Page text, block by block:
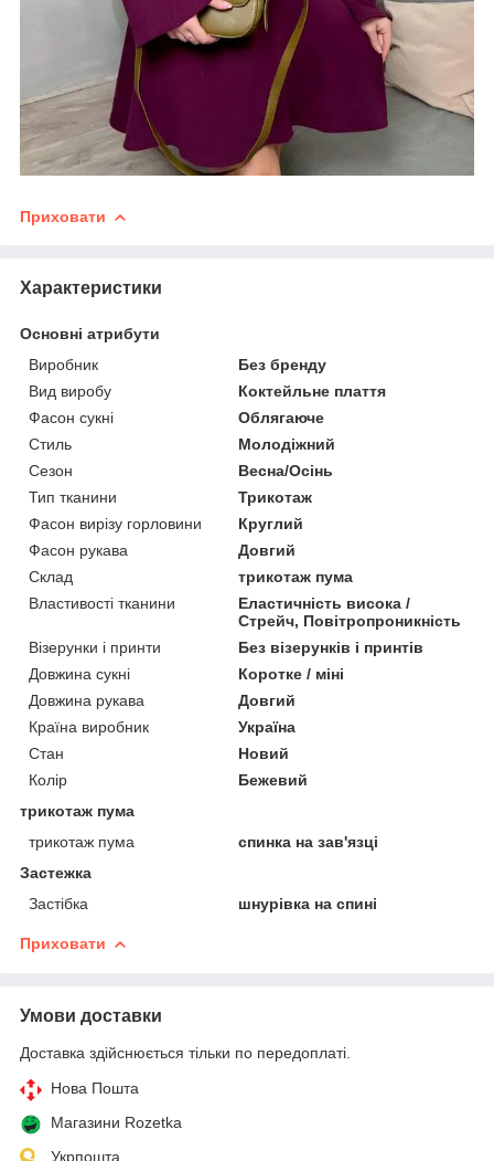
Приховати
Характеристики
Основні атрибути
Виробник
Без бренду
Вид виробу
Коктейльне плаття
Фасон сукні
Облягаюче
Стиль
Молодіжний
Сезон
Весна/Осінь
Тип тканини
Трикотаж
Фасон вирізу горловини
Круглий
Фасон рукава
Довгий
Склад
трикотаж пума
Властивості тканини
Еластичність висока /
Стрейч, Повітропроникність
Візерунки і принти
Без візерунків і принтів
Довжина сукні
Коротке / міні
Довжина рукава
Довгий
Країна виробник
Україна
Стан
Новий
Колір
Бежевий
трикотаж пума
трикотаж пума
спинка на зав'язці
Застежка
Застібка
шнурівка на спині
Приховати
Умови доставки
Доставка здійснюється тільки по передоплаті.
Нова Пошта
Магазини Rozetka
Укрпошта